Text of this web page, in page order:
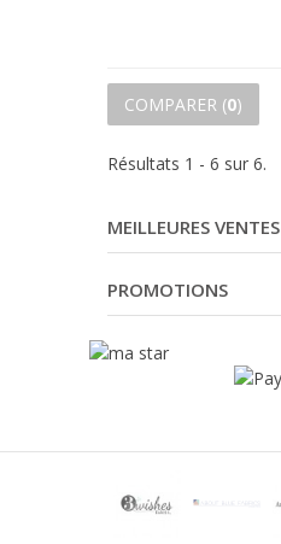
COMPARER (0)
Résultats 1 - 6 sur 6.
MEILLEURES VENTES
PROMOTIONS